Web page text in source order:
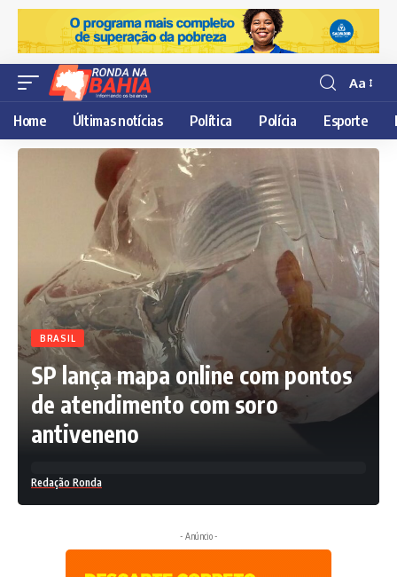
Resisor
de
fonte
Aa
Home Últimas notícias Política Polícia Esporte
BRASIL
SP lança mapa online com pontos
de atendimento com soro
antiveneno
Redação Ronda
- Anúncio -